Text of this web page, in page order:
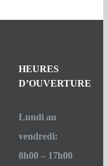
HEURES
D’OUVERTURE
Lundi au
vendredi:
8h00 – 17h00